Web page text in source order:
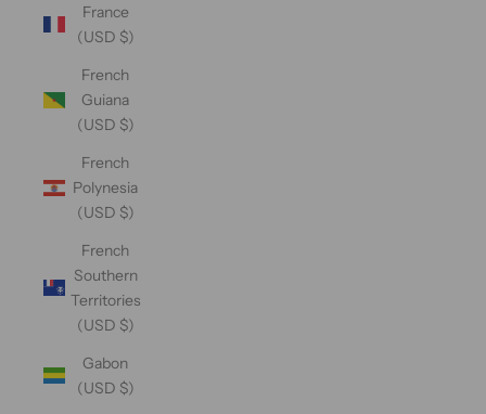
France
(USD $)
French
Guiana
(USD $)
French
Polynesia
(USD $)
French
Southern
Territories
(USD $)
Gabon
(USD $)